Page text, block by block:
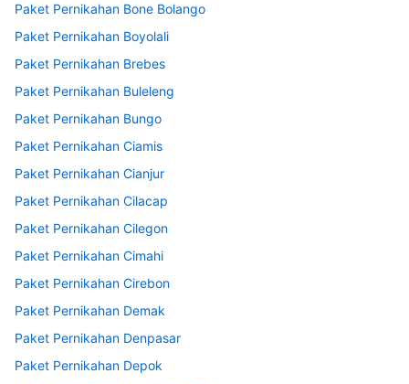
Paket Pernikahan Bone Bolango
Paket Pernikahan Boyolali
Paket Pernikahan Brebes
Paket Pernikahan Buleleng
Paket Pernikahan Bungo
Paket Pernikahan Ciamis
Paket Pernikahan Cianjur
Paket Pernikahan Cilacap
Paket Pernikahan Cilegon
Paket Pernikahan Cimahi
Paket Pernikahan Cirebon
Paket Pernikahan Demak
Paket Pernikahan Denpasar
Paket Pernikahan Depok